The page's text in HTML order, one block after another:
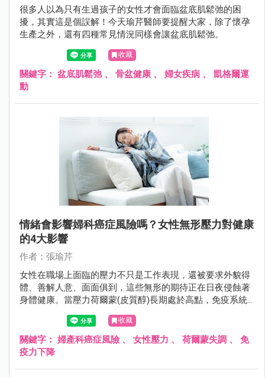
很多人以為只有生過孩子的女性才會面臨盆底肌鬆弛的困
擾，其實這是個誤解！今天瑜芹醫師要提醒大家，除了懷孕
生產之外，還有四種常見情況同樣會讓盆底肌鬆弛。
收藏
關鍵字： 盆底肌鬆弛、 骨盆健康 、 婦女疾病 、 凱格爾運
動
情緒會影響婦科癌症風險嗎？女性無形壓力對健康
的4大影響
作者：張瑜芹
女性在職場上面臨的壓力不只是工作表現，還被要求外貌得
體、善解人意、面面俱到，這些無形的期待正在日夜侵蝕著
身體健康。當壓力荷爾蒙(皮質醇)長期處於高點，免疫系統
受到抑制，就會造成細胞修復功能下降、荷爾蒙失調。
收藏
關鍵字： 婦產科癌症風險 、 女性壓力 、 荷爾蒙失調 、 免
疫力下降